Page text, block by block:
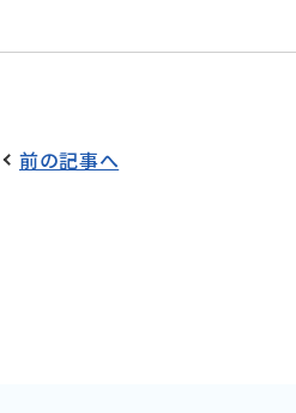
前の記事へ